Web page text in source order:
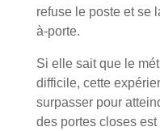
refuse le poste et se
à-porte.
Si elle sait que le
difficile, cette
surpasser pour
des portes closes